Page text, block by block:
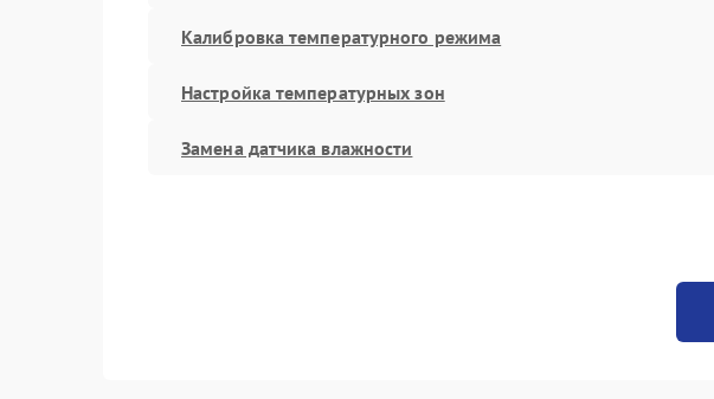
Калибровка температурного режима
Настройка температурных зон
Замена датчика влажности